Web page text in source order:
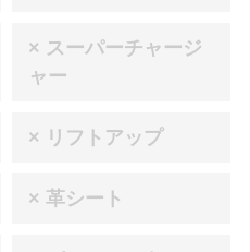
× スーパーチャージ
ャー
× リフトアップ
× 革シート